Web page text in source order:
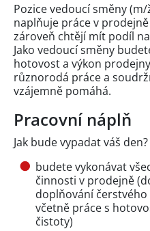
Pozice vedoucí směny
naplňuje práce v
zároveň chtějí mít podíl
Jako vedoucí směny
hotovost a výkon
různorodá práce a
vzájemně pomáhá.
Pracovní náplň
Jak bude vypadat váš den?
budete vykonávat
činnosti v prodejně
doplňování
včetně práce s
čistoty)